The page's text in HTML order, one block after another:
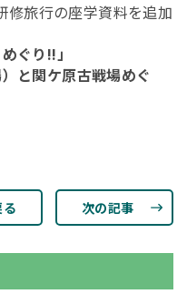
修旅行の座学資料を追加
ぐり!!」
と関ケ原古戦場めぐ
次の記事